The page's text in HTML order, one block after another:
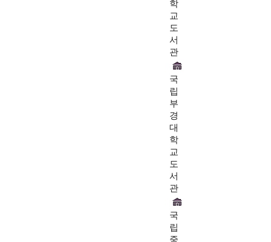
학
교
도
서
관
국
립
부
경
대
학
교
도
서
관
국
립
중